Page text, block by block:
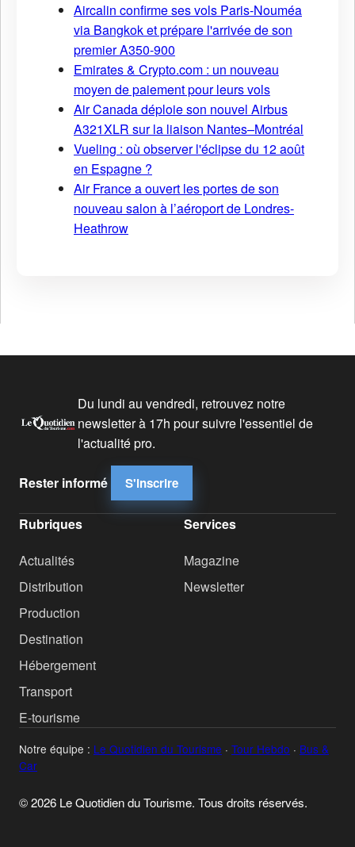
Aircalin confirme ses vols Paris-Nouméa
via Bangkok et prépare l'arrivée de son
premier A350-900
Emirates & Crypto.com : un nouveau
moyen de paiement pour leurs vols
Air Canada déploie son nouvel Airbus
A321XLR sur la liaison Nantes–Montréal
Vueling : où observer l'éclipse du 12 août
en Espagne ?
Air France a ouvert les portes de son
nouveau salon à l’aéroport de Londres-
Heathrow
Du lundi au vendredi, retrouvez notre
newsletter à 17h pour suivre l'essentiel de
l'actualité pro.
Rester informé S'inscrire
Rubriques
Actualités
Distribution
Production
Destination
Hébergement
Transport
E-tourisme
Services
Magazine
Newsletter
Notre équipe : Le Quotidien du Tourisme · Tour Hebdo · Bus &
Car
© 2026 Le Quotidien du Tourisme. Tous droits réservés.